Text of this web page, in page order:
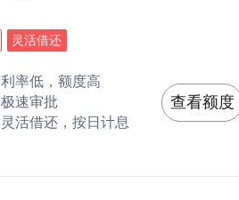
灵活借还
利率低，额度高
极速审批
灵活借还，按日计息
查看额度